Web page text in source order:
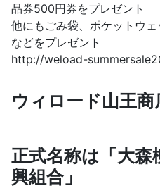
品券500円券をプレゼント
他にもごみ袋、ポケットウ
などをプレゼント
http://weload-
ウィロード山王商
正式名称は「大森
興組合」